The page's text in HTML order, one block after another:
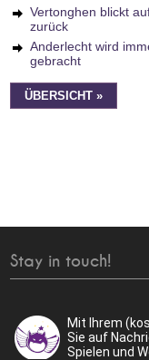
Vertonghen blickt
zurück
Anderlecht wird
gebracht
ÜBERSICHT »
Stay in touch!
Mit Ihrem
Sie auf
Spielen und